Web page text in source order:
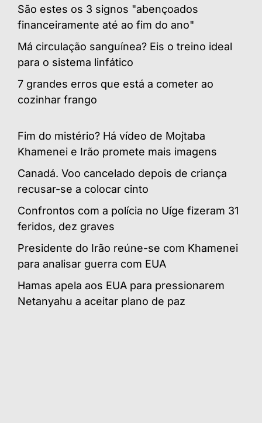
São estes os 3 signos "abençoados
financeiramente até ao fim do ano"
Má circulação sanguínea? Eis o treino ideal
para o sistema linfático
7 grandes erros que está a cometer ao
cozinhar frango
Fim do mistério? Há vídeo de Mojtaba
Khamenei e Irão promete mais imagens
Canadá. Voo cancelado depois de criança
recusar-se a colocar cinto
Confrontos com a polícia no Uíge fizeram 31
feridos, dez graves
Presidente do Irão reúne-se com Khamenei
para analisar guerra com EUA
Hamas apela aos EUA para pressionarem
Netanyahu a aceitar plano de paz